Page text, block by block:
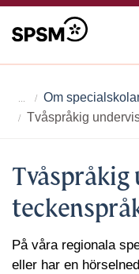
Om
Tvåspråkig
Tvåspråkig
På våra regionala
eller har en